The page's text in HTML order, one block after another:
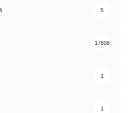
5
17808
1
1